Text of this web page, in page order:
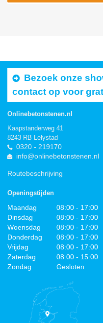
Bezoek onze
contact op voor
Onlinebetonstenen.nl
Kaapstanderweg 41
8243 RB Lelystad
0320 - 219170
info@onlinebetonstenen.nl
Routebeschrijving
Openingstijden
Maandag
08:00 - 17:00
Dinsdag
08:00 - 17:00
Woensdag
08:00 - 17:00
Donderdag
08:00 - 17:00
Vrijdag
08:00 - 17:00
Zaterdag
08:00 - 15:00
Zondag
Gesloten